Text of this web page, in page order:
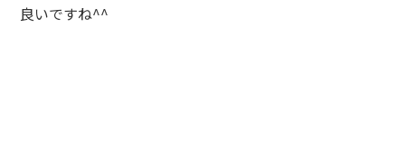
良いですね^^